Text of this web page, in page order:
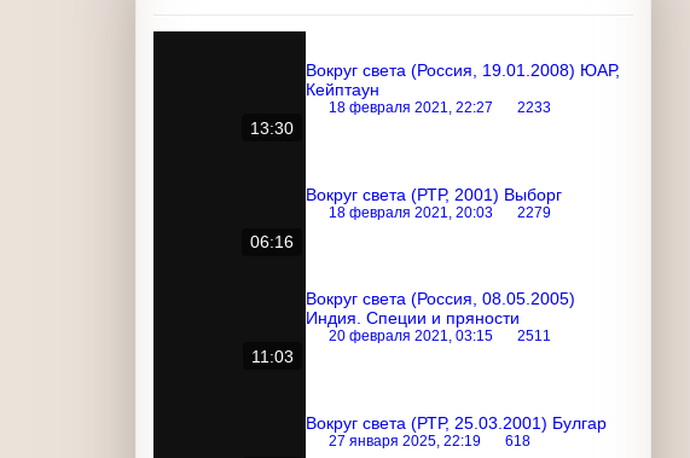
13:30
Вокруг света (Россия, 19.01.2008)
ЮАР, Кейптаун
18 февраля 2021, 22:27 2233
06:16
Вокруг света (РТР, 2001) Выборг
18 февраля 2021, 20:03 2279
11:03
Вокруг света (Россия, 08.05.2005)
Индия. Специи и пряности
20 февраля 2021, 03:15 2511
Вокруг света (РТР, 25.03.2001) Булгар
27 января 2025, 22:19 618